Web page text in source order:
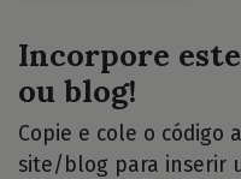
Incorpore
ou blog!
Copie e cole o código
site/blog para inserir